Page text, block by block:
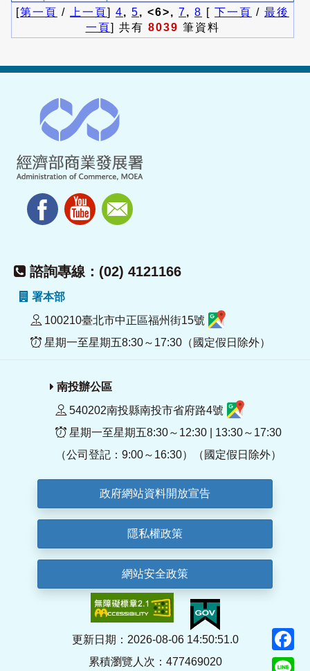
[第一頁 / 上一頁] 4, 5, <6>, 7, 8 [ 下一頁 / 最後
一頁] 共有 8039 筆資料
諮詢專線：(02) 4121166
署本部
100210臺北市中正區福州街15號
星期一至星期五8:30～17:30（國定假日除外）
南投辦公區
540202南投縣南投市省府路4號
星期一至星期五8:30～12:30 | 13:30～17:30
（公司登記：9:00～16:30）（國定假日除外）
政府網站資料開放宣告
隱私權政策
網站安全政策
更新日期：2026-08-06 14:50:51.0
累積瀏覽人次：477469020